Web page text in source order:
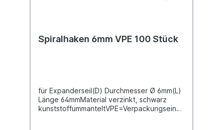
Spiralhaken 6mm VPE 100 Stück
für Expanderseil(D) Durchmesser Ø 6mm(L)
Länge 64mmMaterial verzinkt, schwarz
kunststoffummanteltVPE=Verpackungseinhe